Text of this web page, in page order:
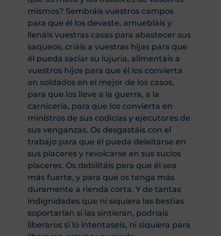
mismos? Sembráis vuestros campos
para que él los devaste, amuebláis y
llenáis vuestras casas para abastecer sus
saqueos, criáis a vuestras hijas para que
él pueda saciar su lujuria, alimentáis a
vuestros hijos para que él los convierta
en soldados en el mejor de los casos,
para que los lleve a la guerra, a la
carnicería, para que los convierta en
ministros de sus codicias y ejecutores de
sus venganzas. Os desgastáis con el
trabajo para que él pueda deleitarse en
sus placeres y revolcarse en sus sucios
placeres. Os debilitáis para que él sea
más fuerte, y para que os tenga más
duramente a rienda corta. Y de tantas
indignidades que ni siquiera las bestias
soportarían si las sintieran, podríais
liberaros si lo intentaseis, ni siquiera para